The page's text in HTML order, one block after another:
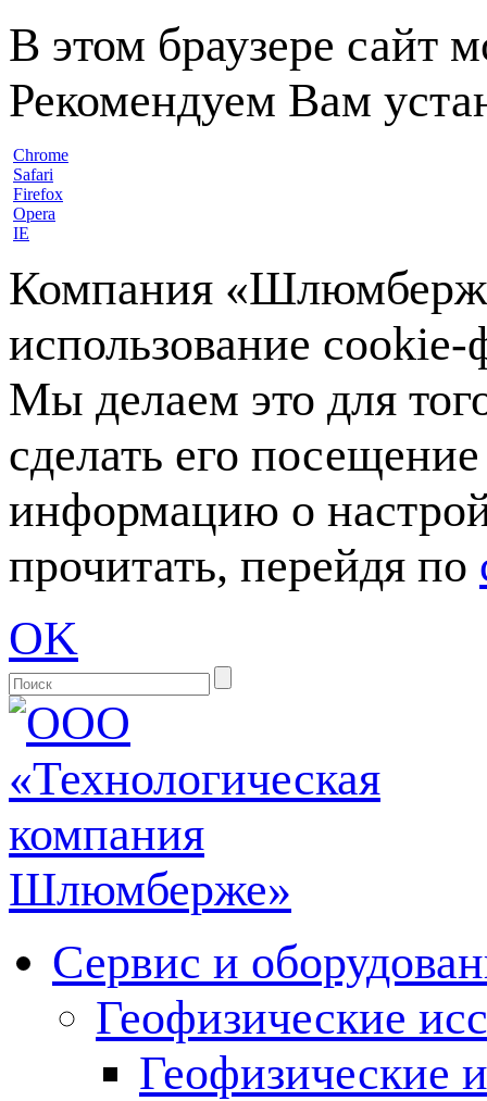
В этом браузере сайт
Рекомендуем Вам
Chrome
Safari
Firefox
Opera
IE
Компания
использование
Мы делаем это для
сделать его
информацию о
прочитать, перейдя по
OK
Сервис и
Геофизические
Геофизические